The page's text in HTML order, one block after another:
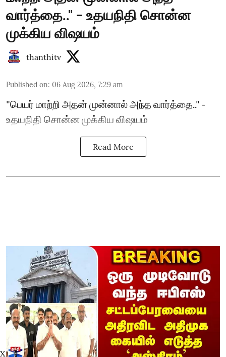
வார்த்தை.." - உதயநிதி சொன்ன
முக்கிய விஷயம்
thanthitv
Published on: 06 Aug 2026, 7:29 am
"பெயர் மாற்றி அதன் முன்னால் அந்த வார்த்தை.." -
உதயநிதி சொன்ன முக்கிய விஷயம்
Read More
X